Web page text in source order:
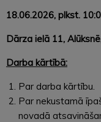
18.06.2026, plkst.
Dārza ielā 11,
Darba kārtībā:
Par darba kārtību.
Par nekustamā
novadā